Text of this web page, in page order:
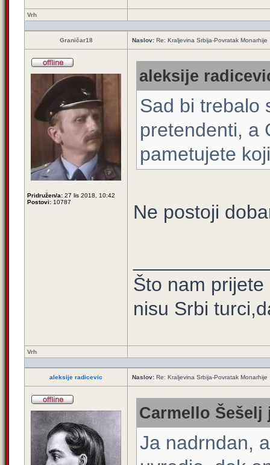
Vrh
Graničar18 Naslov: Re: Kraljevina Srbija-Povratak Monarhije
Pridružen/a: 27 lis 2018, 10:42
Postovi: 10787
aleksije
Sad bi trebalo
pretendenti, a
pametujete
Ne postoji
Što nam
nisu Srbi
Vrh
aleksije radicevic Naslov: Re: Kraljevina Srbija-Povratak Monarhije
Carmello Šešelj
Ja nadrndan,